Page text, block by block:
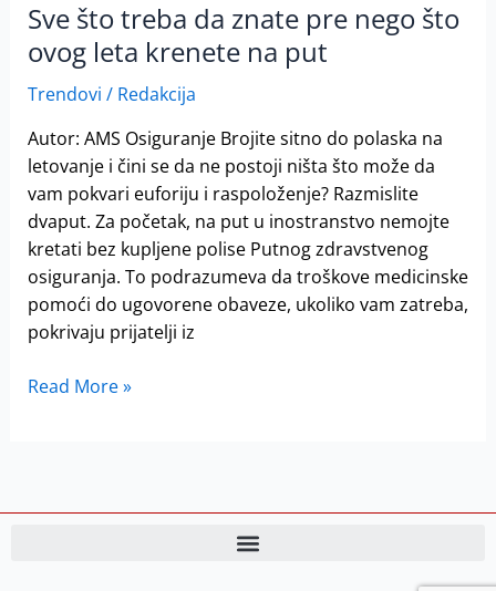
Sve što treba da znate pre nego što
ovog leta krenete na put
Trendovi / Redakcija
Autor: AMS Osiguranje Brojite sitno do polaska na
letovanje i čini se da ne postoji ništa što može da
vam pokvari euforiju i raspoloženje? Razmislite
dvaput. Za početak, na put u inostranstvo nemojte
kretati bez kupljene polise Putnog zdravstvenog
osiguranja. To podrazumeva da troškove medicinske
pomoći do ugovorene obaveze, ukoliko vam zatreba,
pokrivaju prijatelji iz
Sve
što
treba
da
pre
nego
što
ovog
leta
krenete
na
put
Read More »